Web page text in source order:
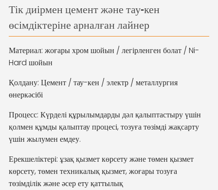
Тік диірмен цемент және тау-кен
өсімдіктеріне арналған лайнер
Материал: жоғары хром шойын / легірленген болат / Ni-
Hard шойын
Қолдану: Цемент / тау-кен / электр / металлургия
өнеркәсібі
Процесс: Күрделі құрылымдарды дәл қалыптастыру үшін
қолмен құмды қалыптау процесі, тозуға төзімді жақсарту
үшін жылумен емдеу.
Ерекшеліктері: ұзақ қызмет көрсету және төмен қызмет
көрсету, төмен техникалық қызмет, жоғары тозуға
төзімділік және әсер ету қаттылық